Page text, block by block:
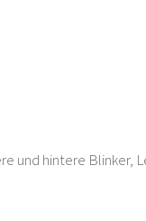
und hintere Blinker,